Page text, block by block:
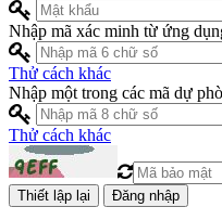
Nhập mã xác minh từ ứng
Thử cách khác
Nhập một trong các mã dự
Thử cách khác
Đăng nhập